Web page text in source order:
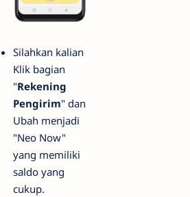
Silahkan kalian
Klik bagian
"Rekening
Pengirim" dan
Ubah menjadi
"Neo Now"
yang memiliki
saldo yang
cukup.